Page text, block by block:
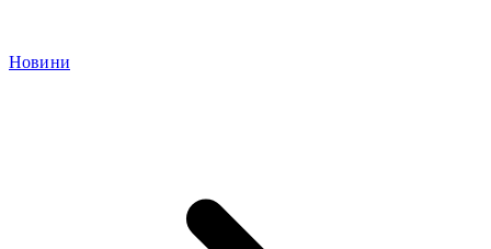
Новини